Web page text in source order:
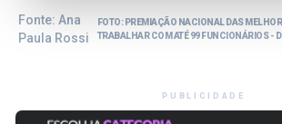
Fonte: Ana
Paula Rossi
FOTO: PREMIAÇÃO NACIONAL DAS
TRABALHAR COM ATÉ 99 FUNCIONÁRIOS -
PUBLICIDADE